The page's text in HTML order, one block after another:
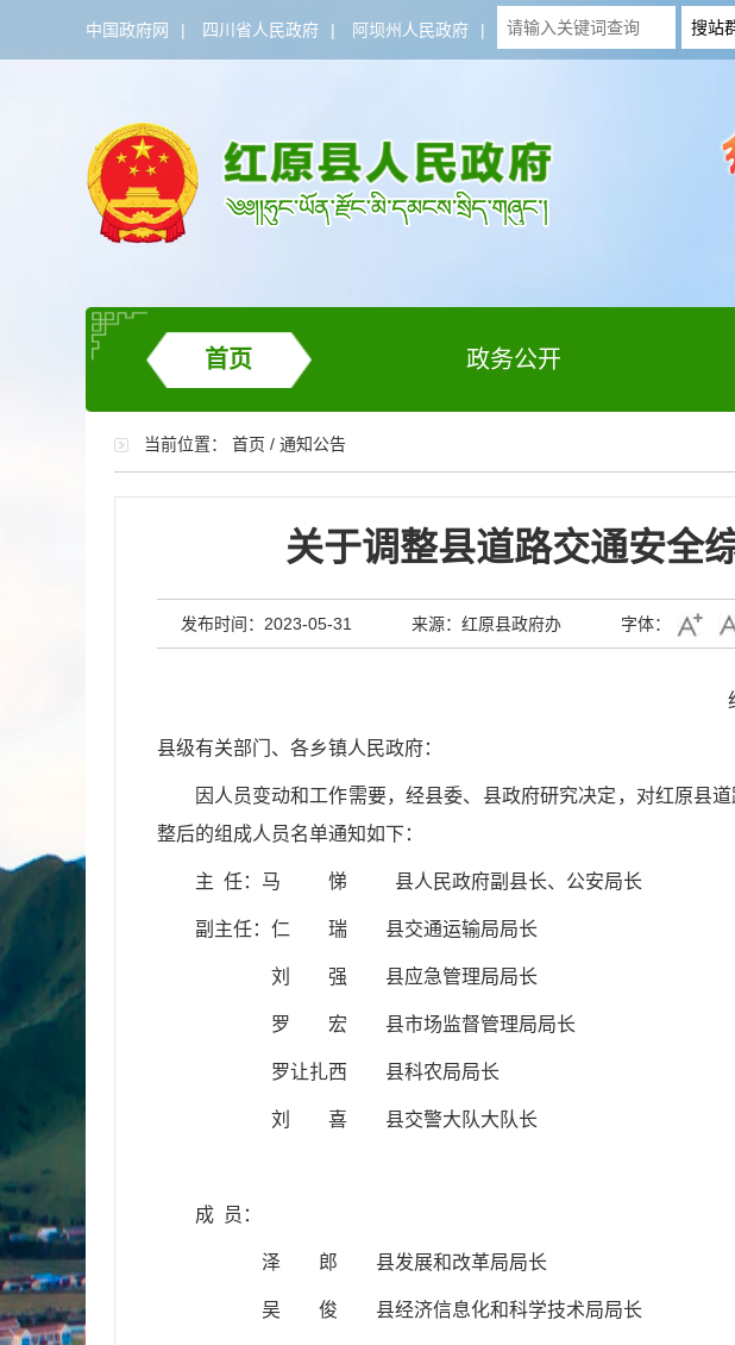
中国政府网 | 四川省人民政府 | 阿坝州人民政府 |
首页 政务公开
当前位置： 首页 / 通知公告
关于调整县道路交通安全
发布时间：2023-05-31 来源：红原县政府办 字体：
县级有关部门、各乡镇人民政府：
因人员变动和工作需要，经县委、 县政府研究决定 ， 对红原县
整后的组成人员名单通知如下：
主 任： 马 悌 县人民政府副 县长、公安局长
副主任： 仁 瑞 县交通运输局局长
刘 强 县应急管理局局长
罗 宏 县市场监督管理局局长
罗让扎西 县科农局局长
刘 喜 县交警大队大队长
成 员：
泽 郎 县发展和改革局局长
吴 俊 县经济信息化和科学技术局局长